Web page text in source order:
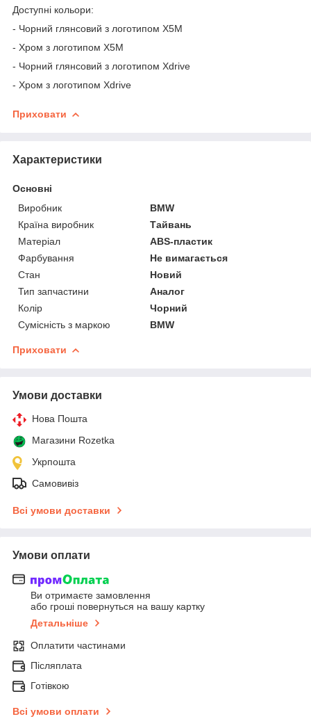
Доступні кольори:
- Чорний глянсовий з логотипом X5M
- Хром з логотипом X5M
- Чорний глянсовий з логотипом Xdrive
- Хром з логотипом Xdrive
Приховати
Характеристики
Основні
Виробник
BMW
Країна виробник
Тайвань
Матеріал
ABS-пластик
Фарбування
Не вимагається
Стан
Новий
Тип запчастини
Аналог
Колір
Чорний
Сумісність з маркою
BMW
Приховати
Умови доставки
Нова Пошта
Магазини Rozetka
Укрпошта
Самовивіз
Всі умови доставки
Умови оплати
Ви отримаєте замовлення
або гроші повернуться на вашу картку
Детальніше
Оплатити частинами
Післяплата
Готівкою
Всі умови оплати